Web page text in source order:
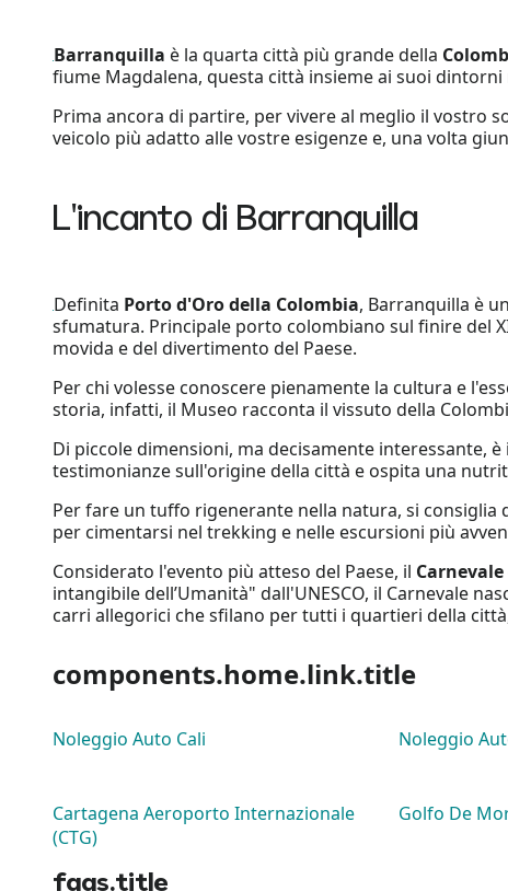
Barranquilla è la quarta città più grande della
fiume Magdalena, questa città insieme ai suoi
Prima ancora di partire, per vivere al meglio il vostro
veicolo più adatto alle vostre esigenze e, una volta
L'incanto di Barranquilla
Definita Porto d'Oro della Colombia, Barranquilla è
sfumatura. Principale porto colombiano sul finire del
movida e del divertimento del Paese.
Per chi volesse conoscere pienamente la cultura e
storia, infatti, il Museo racconta il vissuto della
Di piccole dimensioni, ma decisamente interessante, è
testimonianze sull'origine della città e ospita una
Per fare un tuffo rigenerante nella natura, si consiglia
per cimentarsi nel trekking e nelle escursioni più
Considerato l'evento più atteso del Paese, il
intangibile dell’Umanità" dall'UNESCO, il Carnevale
carri allegorici che sfilano per tutti i quartieri della
components.home.link.title
Noleggio Auto Cali Noleggio
Cartagena Aeroporto Internazionale
(CTG)
Golfo De
faqs.title